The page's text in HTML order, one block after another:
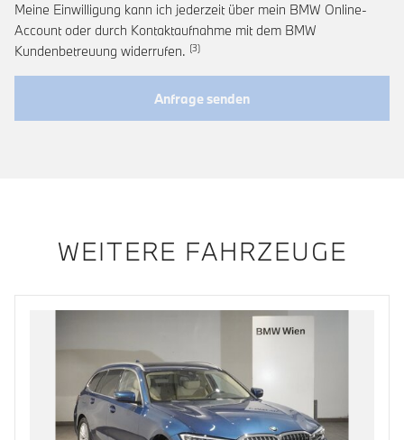
Meine Einwilligung kann ich jederzeit über mein BMW Online-
Account oder durch Kontaktaufnahme mit dem BMW
Kundenbetreuung widerrufen. Link zur Fußnote: Widerruf der
Anfrage senden
WEITERE FAHRZEUGE